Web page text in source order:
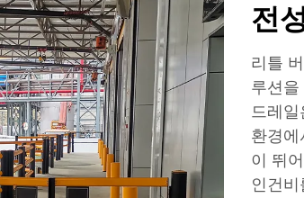
전
리틀
루션
드레
환경
이 뛰
인건